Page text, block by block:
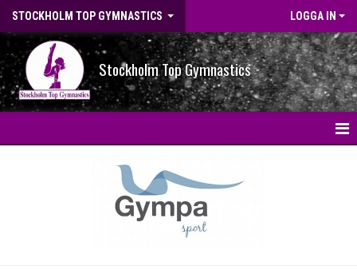
STOCKHOLM TOP GYMNASTICS LOGGA IN
Stockholm Top Gymnastics